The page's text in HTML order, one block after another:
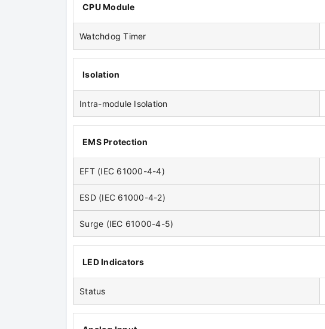
CPU Module
Watchdog Timer
Isolation
Intra-module Isolation
EMS Protection
EFT (IEC 61000-4-4)
ESD (IEC 61000-4-2)
Surge (IEC 61000-4-5)
LED Indicators
Status